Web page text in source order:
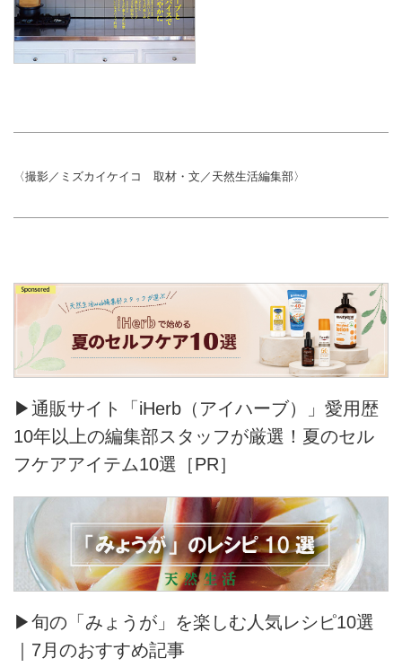
〈撮影／ミズカイケイコ 取材・文／天然生活編集部〉
▶通販サイト「iHerb（アイハーブ）」愛用歴
10年以上の編集部スタッフが厳選！夏のセル
フケアアイテム10選［PR］
▶旬の「みょうが」を楽しむ人気レシピ10選
｜7月のおすすめ記事